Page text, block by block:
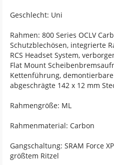
Geschlecht: Uni
Rahmen: 800 Series OCLV
Schutzblechösen, integrierte
RCS Headset System,
Flat Mount
Kettenführung,
abgeschrägte 142 x 12 mm
Rahmengröße: ML
Rahmenmaterial: Carbon
Gangschaltung: SRAM Force
größtem Ritzel